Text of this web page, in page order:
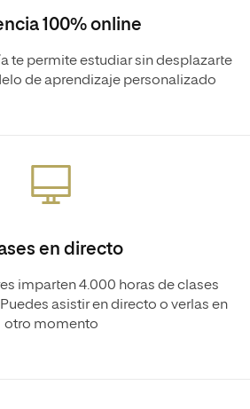
100% online
te permite estudiar sin desplazarte
de aprendizaje personalizado
en directo
imparten 4.000 horas de clases
asistir en directo o verlas en
otro momento